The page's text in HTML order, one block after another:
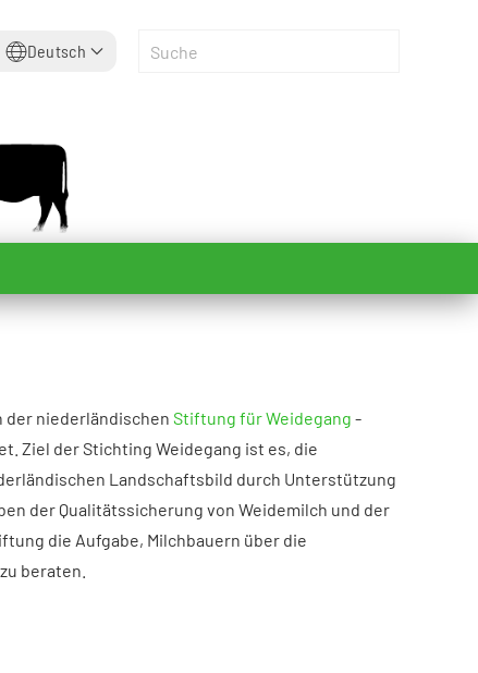
Deutsch
der niederländischen Stiftung für Weidegang -
Ziel der Stichting Weidegang ist es, die
Landschaftsbild durch Unterstützung
der Qualitätssicherung von Weidemilch und der
die Aufgabe, Milchbauern über die
beraten.